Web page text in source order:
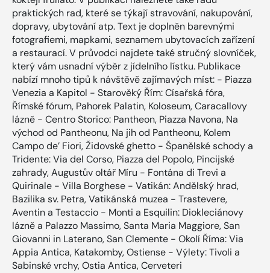
praktických rad, které se týkají stravování, nakupování,
dopravy, ubytování atp. Text je doplněn barevnými
fotografiemi, mapkami, seznamem ubytovacích zařízení
a restaurací. V průvodci najdete také stručný slovníček,
který vám usnadní výběr z jídelního lístku. Publikace
nabízí mnoho tipů k návštěvě zajímavých míst: - Piazza
Venezia a Kapitol - Starověký Řím: Císařská fóra,
Římské fórum, Pahorek Palatin, Koloseum, Caracallovy
lázně - Centro Storico: Pantheon, Piazza Navona, Na
východ od Pantheonu, Na jih od Pantheonu, Kolem
Campo de’ Fiori, Židovské ghetto - Španělské schody a
Tridente: Via del Corso, Piazza del Popolo, Pincijské
zahrady, Augustův oltář Míru - Fontána di Trevi a
Quirinale - Villa Borghese - Vatikán: Andělský hrad,
Bazilika sv. Petra, Vatikánská muzea - Trastevere,
Aventin a Testaccio - Monti a Esquilin: Diokleciánovy
lázně a Palazzo Massimo, Santa Maria Maggiore, San
Giovanni in Laterano, San Clemente - Okolí Říma: Via
Appia Antica, Katakomby, Ostiense - Výlety: Tivoli a
Sabinské vrchy, Ostia Antica, Cerveteri